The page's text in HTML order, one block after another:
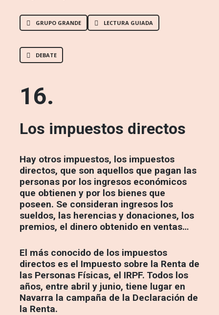
GRUPO GRANDE LECTURA GUIADA
DEBATE
16.
Los impuestos directos
Hay otros impuestos, los impuestos
directos, que son aquellos que pagan las
personas por los ingresos económicos
que obtienen y por los bienes que
poseen. Se consideran ingresos los
sueldos, las herencias y donaciones, los
premios, el dinero obtenido en ventas…
El más conocido de los impuestos
directos es el Impuesto sobre la Renta de
las Personas Físicas, el IRPF. Todos los
años, entre abril y junio, tiene lugar en
Navarra la campaña de la Declaración de
la Renta.